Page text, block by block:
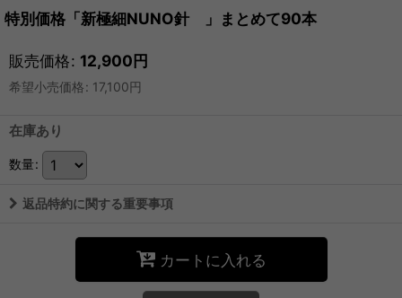
特別価格「新極細NUNO針 」まとめて90本
販売価格: 12,900円
希望小売価格: 17,100円
在庫あり
数量:
返品特約に関する重要事項
カートに入れる